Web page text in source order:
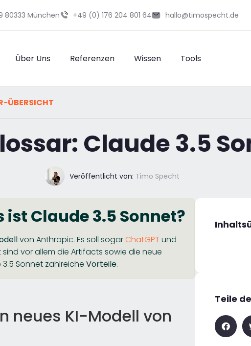
80333 München +49 (0) 176 204 801 64 hallo@timospecht.de
Über Uns Referenzen Wissen Tools
ÜBERSICHT
Claude 3.5
Veröffentlicht von: Timo Specht
Claude 3.5 Sonnet?
von Anthropic. Es soll sogarChatGPT und
vor allem die Artifacts sowie die neue
Sonnet zahlreiche Vorteile.
neues KI-Modell von
Teile